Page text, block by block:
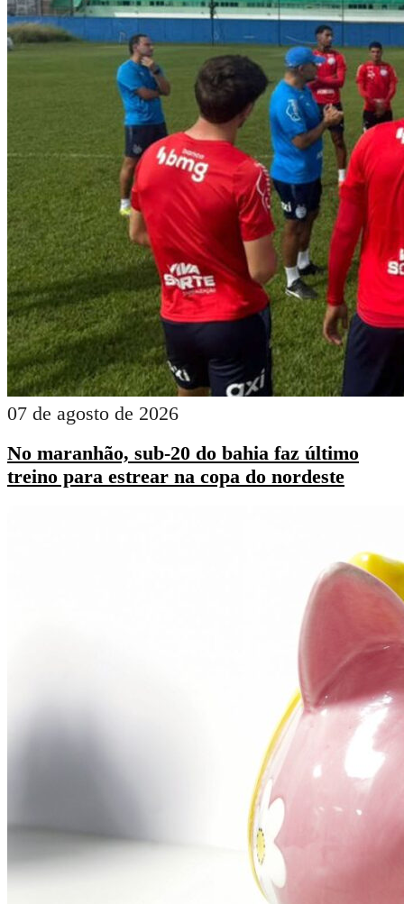
07 de agosto de 2026
No maranhão, sub-20 do bahia faz último
treino para estrear na copa do nordeste